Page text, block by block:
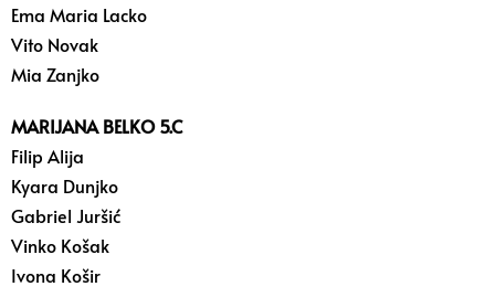
Ema Maria Lacko
Vito Novak
Mia Zanjko
MARIJANA BELKO 5.C
Filip Alija
Kyara Dunjko
Gabriel Juršić
Vinko Košak
Ivona Košir